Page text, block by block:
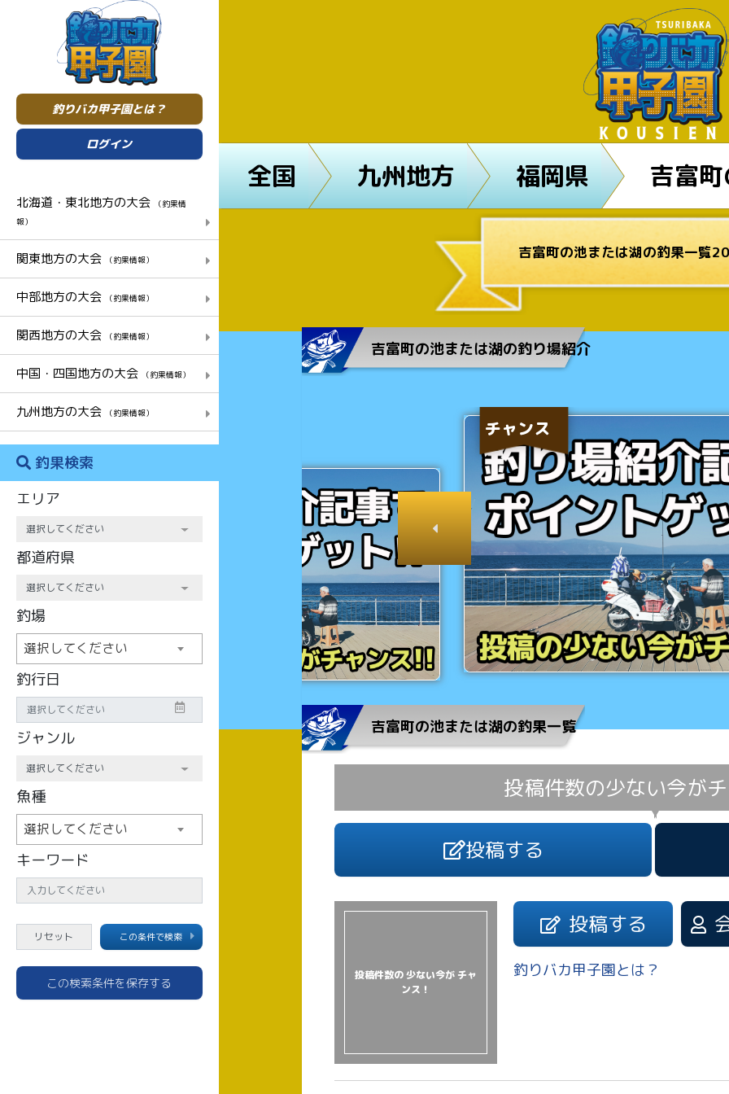
釣りバカ甲子園とは？
ログイン
北海道・東北地方の大会
（釣果情
報）
関東地方の大会 （釣果情報）
中部地方の大会 （釣果情報）
関西地方の大会 （釣果情報）
中国・四国地方の大会 （釣果情報）
九州地方の大会 （釣果情報）
釣果検索
エリア
都道府県
釣場
選択してください
釣行日
ジャンル
魚種
選択してください
キーワード
この条件で検索
この検索条件を保存する
全国 九州地方 福岡県 吉富
吉富町の池または湖の釣果一覧
吉富町の池または湖の釣り場紹介
チャンス
チャンス
吉富町の池または湖の釣果一覧
投稿件数の少ない今が
投稿する
投稿件数の 少ない今が チャ
ンス！
投稿する
釣りバカ甲子園とは？